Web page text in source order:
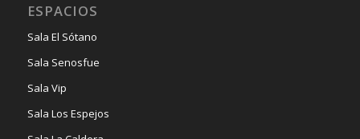
ESPACIOS
Sala El Sótano
Sala Senosfue
Sala Vip
Sala Los Espejos